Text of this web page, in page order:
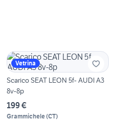
Vetrina
Scarico SEAT LEON 5f- AUDI A3
8v-8p
199 €
Grammichele(CT)